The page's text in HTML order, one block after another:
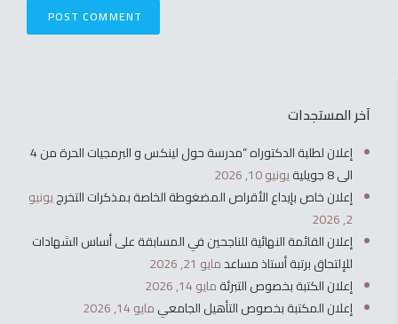
آخر المستجدات
إعلان لطلبة الدكتوراه “مدرسة حول لينكس و البرمجيات الحرة من 4
الى 8 جويلية
يونيو 10, 2026
إعلان خاص بإيداع الأقراص المضغوطة الخاصة بمذكرات التخرجيونيو
2, 2026
إعلان القائمة النهائية للناجحين في المسابقة على أساس الشهادات
للإلتحاق برتبة أستاذ مساعدمايو 21, 2026
إعلان الكتبة بخصوص التبرئةمايو 14, 2026
إعلان المكتبة بخصوص التأهيل الجامعيمايو 14, 2026